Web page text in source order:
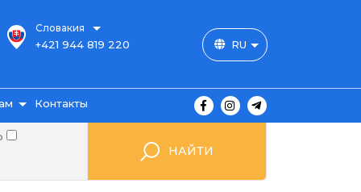
Словакия
+421 944 819 220 RU
Контакты
НАЙТИ